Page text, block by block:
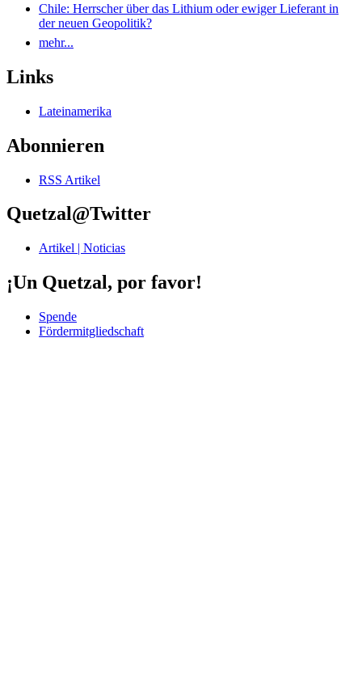
Chile: Herrscher über das Lithium oder ewiger Lieferant in
der neuen Geopolitik?
mehr...
Links
Lateinamerika
Abonnieren
RSS Artikel
Quetzal@Twitter
Artikel | Noticias
¡Un Quetzal, por favor!
Spende
Fördermitgliedschaft